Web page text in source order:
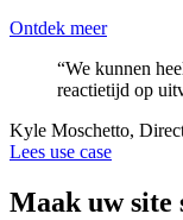
Ontdek meer
“We kunnen
reactietijd op
Kyle Moschetto,
Lees use case
Maak uw site